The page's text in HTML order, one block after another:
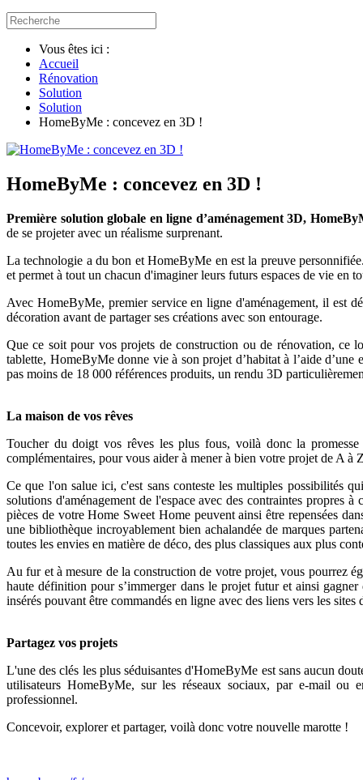
Vous êtes ici :
Accueil
Rénovation
Solution
Solution
HomeByMe : concevez en 3D !
HomeByMe : concevez en 3D !
Première solution globale en ligne d’aménagement 3D,
de se projeter avec un réalisme surprenant.
La technologie a du bon et HomeByMe en est la preuve
et permet à tout un chacun d'imaginer leurs futurs espaces de vie en
Avec HomeByMe, premier service en ligne d'aménagement, il est
décoration avant de partager ses créations avec son entourage.
Que ce soit pour vos projets de construction ou de rénovation, ce
tablette, HomeByMe donne vie à son projet d’habitat à l’aide
pas moins de 18 000 références produits, un rendu 3D
La maison de vos rêves
Toucher du doigt vos rêves les plus fous, voilà donc la
complémentaires, pour vous aider à mener à bien votre projet de A à
Ce que l'on salue ici, c'est sans conteste les multiples possibilités
solutions d'aménagement de l'espace avec des contraintes propres
pièces de votre Home Sweet Home peuvent ainsi être repensées
une bibliothèque incroyablement bien achalandée de marques
toutes les envies en matière de déco, des plus classiques aux plus
Au fur et à mesure de la construction de votre projet, vous pourrez
haute définition pour s’immerger dans le projet futur et ainsi
insérés pouvant être commandés en ligne avec des liens vers les
Partagez vos projets
L'une des clés les plus séduisantes d'HomeByMe est sans aucun
utilisateurs HomeByMe, sur les réseaux sociaux, par e-mail ou
professionnel.
Concevoir, explorer et partager, voilà donc votre nouvelle marotte !